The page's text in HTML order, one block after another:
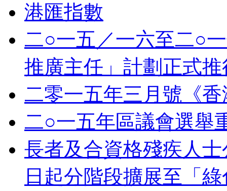
港匯指數
二○一五／一六至二○
推廣主任」計劃正式
二零一五年三月號《
二○一五年區議會選舉
長者及合資格殘疾人
日起分階段擴展至「